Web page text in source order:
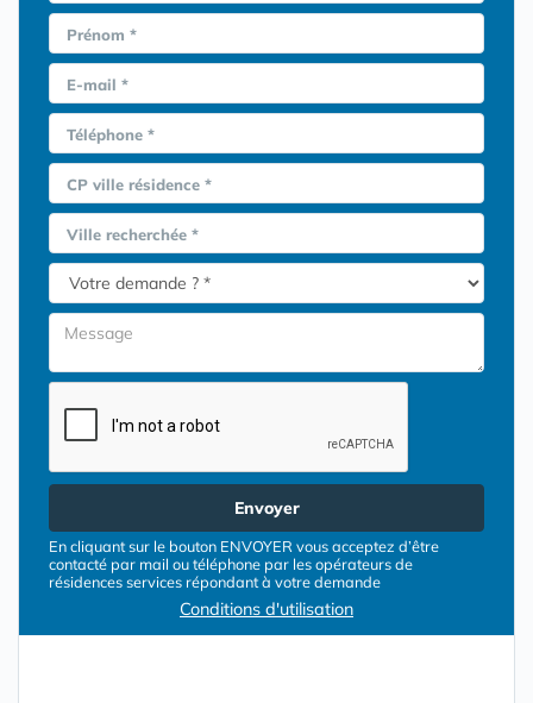
Prénom *
E-mail *
Téléphone *
CP ville résidence *
Ville recherchée *
Envoyer
En cliquant sur le bouton ENVOYER vous acceptez d’être
contacté par mail ou téléphone par les opérateurs de
résidences services répondant à votre demande
Conditions d'utilisation